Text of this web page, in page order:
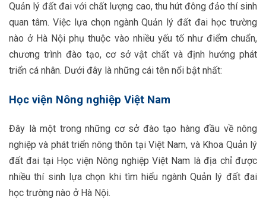
Quản lý đất đai với chất lượng cao, thu hút đông đảo thí sinh
quan tâm. Việc lựa chọn ngành Quản lý đất đai học trường
nào ở Hà Nội phụ thuộc vào nhiều yếu tố như điểm chuẩn,
chương trình đào tạo, cơ sở vật chất và định hướng phát
triển cá nhân. Dưới đây là những cái tên nổi bật nhất:
Học viện Nông nghiệp Việt Nam
Đây là một trong những cơ sở đào tạo hàng đầu về nông
nghiệp và phát triển nông thôn tại Việt Nam, và Khoa Quản lý
đất đai tại Học viện Nông nghiệp Việt Nam là địa chỉ được
nhiều thí sinh lựa chọn khi tìm hiểu ngành Quản lý đất đai
học trường nào ở Hà Nội.